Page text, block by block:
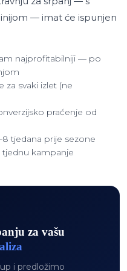
— imat će ispunjen
najprofitabilniji — po
za svaki izlet (ne
praćenje od
tjedana prije sezone
kampanje
za vašu
i predložimo